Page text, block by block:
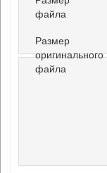
файла
Размер
оригинального
файла